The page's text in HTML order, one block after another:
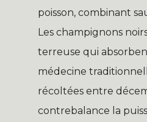
poisson, combinant
Les champignons
terreuse qui
médecine
récoltées entre
contrebalance la